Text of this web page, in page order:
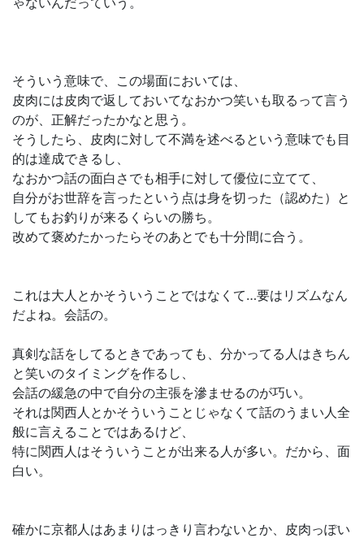
そういう意味で、この場面においては、
皮肉には皮肉で返しておいてなおかつ笑いも取るって言う
のが、正解だったかなと思う。
そうしたら、皮肉に対して不満を述べるという意味でも目
的は達成できるし、
なおかつ話の面白さでも相手に対して優位に立てて、
自分がお世辞を言ったという点は身を切った（認めた）と
してもお釣りが来るくらいの勝ち。
改めて褒めたかったらそのあとでも十分間に合う。
これは大人とかそういうことではなくて…要はリズムなん
だよね。会話の。
真剣な話をしてるときであっても、分かってる人はきちん
と笑いのタイミングを作るし、
会話の緩急の中で自分の主張を滲ませるのが巧い。
それは関西人とかそういうことじゃなくて話のうまい人全
般に言えることではあるけど、
特に関西人はそういうことが出来る人が多い。だから、面
白い。
確かに京都人はあまりはっきり言わないとか、皮肉っぽい